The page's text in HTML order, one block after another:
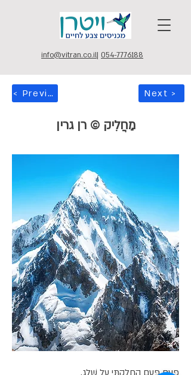
info@vitran.co.il| 054-7776188
< Previous Next >
מַחֲלִיק © רן גרין
פַּעַם פַּעַם הֶחֱלַקְתִּי עַל שֶׁלֶג,